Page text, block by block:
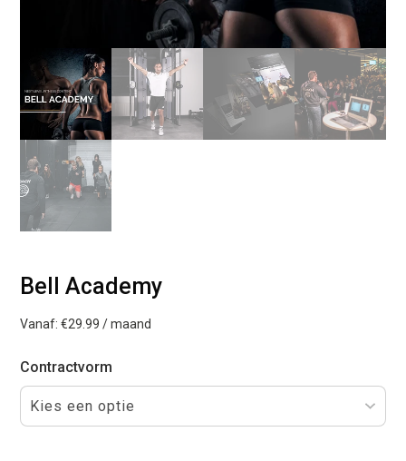
Bell Academy
Vanaf: €29.99 / maand
Contractvorm